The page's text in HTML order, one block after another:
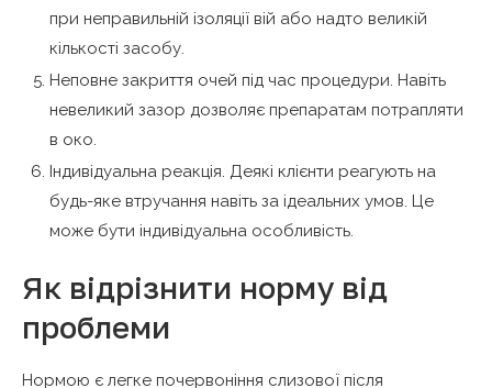
при неправильній ізоляції вій або надто великій
кількості засобу.
Неповне закриття очей під час процедури. Навіть
невеликий зазор дозволяє препаратам потрапляти
в око.
Індивідуальна реакція. Деякі клієнти реагують на
будь-яке втручання навіть за ідеальних умов. Це
може бути індивідуальна особливість.
Як відрізнити норму від
проблеми
Нормою є легке почервоніння слизової після